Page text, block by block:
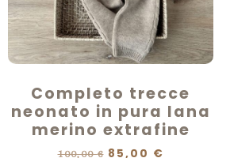
Completo trecce
neonato in pura lana
merino extrafine
100,00€ 85,00 €